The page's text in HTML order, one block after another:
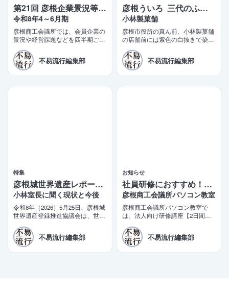
第21回 彦根企業景況等調査報告
令和8年4～6月期
彦根商工会議所では、会員企業の
景況や経営課題などを四半期ごと
査」を実施しております。このほ
ど第21四半期（令和8年4〜6月
期）の調査結果がまとまりました
不易流行編集部
彦根ういろ 三代のふるさとの味
小林製菓舗
彦根市役所の真ん前、小林製菓舗
の店舗前には紫色の白抜きで染め
新しい陣旗が立っている。少し前
までは「彦根ういろ ふるさとの
味」だった。
不易流行編集部
特集
彦根城世界遺産レポート 5
小林室長に聞く現状と今後
令和8年（2026）5月25日、彦根城
世界遺産登録推進協議会は、世界
文化庁に提出した。三日月大造滋
賀県知事と田島一成彦根市長が同
日コメントを発表。「令和10年の
不易流行編集部
お知らせ
社員研修におすすめ！2日間で学べるビジネス講座
彦根商工会議所パソコン教室
彦根商工会議所パソコン教室で
は、法人向け研修講座【2日間で
を開講しております。商工会議所
の会員企業様限定の特別価格もご
用意しております。
不易流行編集部